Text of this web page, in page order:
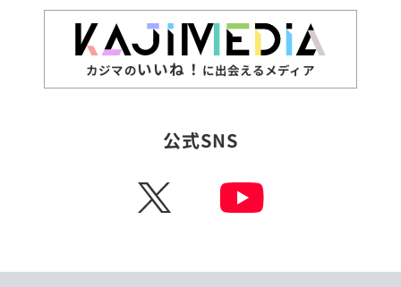
カジマのいいね！ に出会えるメディア
公式SNS
X